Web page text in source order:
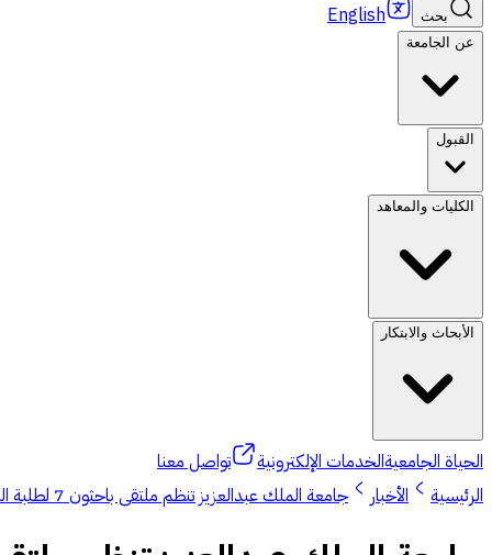
بحث English
عن الجامعة
القبول
الكليات والمعاهد
الأبحاث والابتكار
الحياة الجامعيةالخدمات الإلكترونية
تواصل معنا
الرئيسية
الأخبار جامعة الملك عبدالعزيز تنظم ملتقى باحثون 7 لطلبة الدراسات العليا بعدد 30 أطروحة بحثية و 24 ملصق علمي